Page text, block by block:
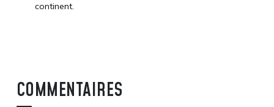
continent.
COMMENTAIRES